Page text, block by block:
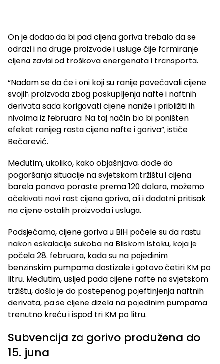
On je dodao da bi pad cijena goriva trebalo da se
odrazi i na druge proizvode i usluge čije formiranje
cijena zavisi od troškova energenata i transporta.
“Nadam se da će i oni koji su ranije povećavali cijene
svojih proizvoda zbog poskupljenja nafte i naftnih
derivata sada korigovati cijene naniže i približiti ih
nivoima iz februara. Na taj način bio bi poništen
efekat ranijeg rasta cijena nafte i goriva”, ističe
Bečarević.
Međutim, ukoliko, kako objašnjava, dođe do
pogoršanja situacije na svjetskom tržištu i cijena
barela ponovo poraste prema 120 dolara, možemo
očekivati novi rast cijena goriva, ali i dodatni pritisak
na cijene ostalih proizvoda i usluga.
Podsjećamo, cijene goriva u BiH počele su da rastu
nakon eskalacije sukoba na Bliskom istoku, koja je
počela 28. februara, kada su na pojedinim
benzinskim pumpama dostizale i gotovo četiri KM po
litru. Međutim, usljed pada cijene nafte na svjetskom
tržištu, došlo je do postepenog pojeftinjenja naftnih
derivata, pa se cijene dizela na pojedinim pumpama
trenutno kreću i ispod tri KM po litru.
Subvencija za gorivo produžena do
15. juna